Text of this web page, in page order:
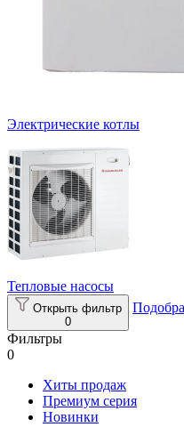
Электрические котлы
Тепловые насосы
Открыть фильтр
0
Фильтры
0
Хиты продаж
Премиум серия
Новинки